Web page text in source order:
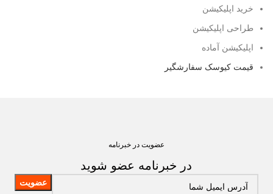
خرید اپلیکیشن
طراحی اپلیکیشن
اپلیکیشن آماده
قیمت کیوسک سفارشگیر
عضویت در خبرنامه
در خبرنامه عضو شوید